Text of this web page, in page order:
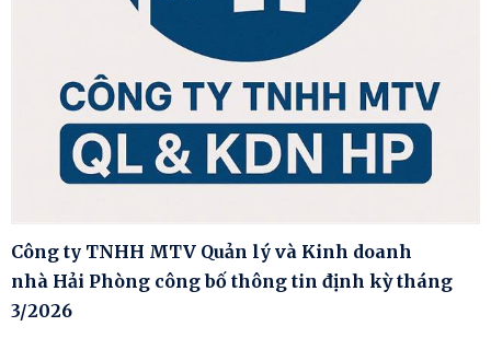
Công ty TNHH MTV Quản lý và Kinh doanh
nhà Hải Phòng công bố thông tin định kỳ tháng
3/2026